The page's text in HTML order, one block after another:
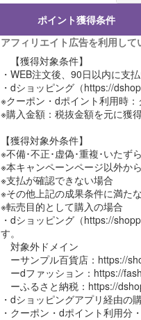
ポイント獲得条件
アフィリエイト広告を利用して
【獲得対象条件】
・WEB注文後、90日以内に支
・dショッピング（https://
※クーポン・dポイント利用時
※購入金額：税抜金額を元に獲
【獲得対象外条件】
※不備･不正･虚偽･重複･いたず
※本キャンペーンページ以外か
※支払が確認できない場合
※その他上記の成果条件に満た
※転売目的として購入の場合
・dショッピング（https://
す。
対象外ドメイン
ーサンプル百貨店：https://
ーdファッション：https://
ーふるさと納税：https://
・dショッピングアプリ経由の
・クーポン・dポイント利用分